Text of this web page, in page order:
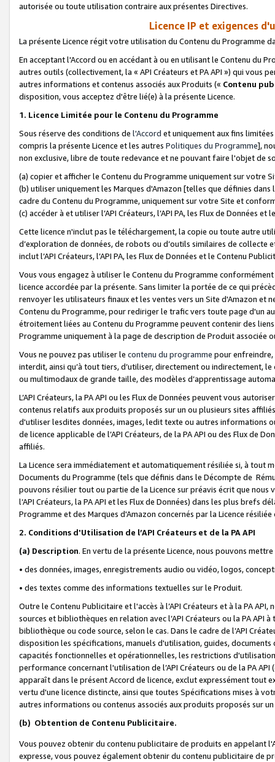
autorisée ou toute utilisation contraire aux présentes Directives.
Licence IP et exigences
La présente Licence régit votre utilisation du Contenu du Programme
En acceptant l'Accord ou en accédant à ou en utilisant le Contenu du
autres outils (collectivement, la « API Créateurs et PA API ») qui vous
autres informations et contenus associés aux Produits (« Contenu
disposition, vous acceptez d'être lié(e) à la présente Licence.
1. Licence Limitée pour le Contenu du Programme
Sous réserve des conditions de l'Accord et uniquement aux fins
compris la présente Licence et les autres Politiques du Programme],
non exclusive, libre de toute redevance et ne pouvant faire l'objet de
(a) copier et afficher le Contenu du Programme uniquement sur votre
(b) utiliser uniquement les Marques d'Amazon [telles que définies dans
cadre du Contenu du Programme, uniquement sur votre Site et
(c) accéder à et utiliser l’API Créateurs, l’API PA, les Flux de Données
Cette licence n'inclut pas le téléchargement, la copie ou toute autre
d’exploration de données, de robots ou d’outils similaires de
inclut l’API Créateurs, l’API PA, les Flux de Données et le Contenu
Vous vous engagez à utiliser le Contenu du Programme
licence accordée par la présente. Sans limiter la portée de ce qui
renvoyer les utilisateurs finaux et les ventes vers un Site d'Amazon et
Contenu du Programme, pour rediriger le trafic vers toute page d'un
étroitement liées au Contenu du Programme peuvent contenir des
Programme uniquement à la page de description de Produit associée
Vous ne pouvez pas utiliser le contenu du programme pour
interdit, ainsi qu’à tout tiers, d’utiliser, directement ou indirectement,
ou multimodaux de grande taille, des modèles d’apprentissage
L’API Créateurs, la PA API ou les Flux de Données peuvent vous
contenus relatifs aux produits proposés sur un ou plusieurs sites
d'utiliser lesdites données, images, ledit texte ou autres informations
de licence applicable de l’API Créateurs, de la PA API ou des Flux de
affiliés.
La Licence sera immédiatement et automatiquement résiliée si, à
Documents du Programme (tels que définis dans le Décompte de
pouvons résilier tout ou partie de la Licence sur préavis écrit que
l’API Créateurs, la PA API et les Flux de Données) dans les plus
Programme et des Marques d'Amazon concernés par la Licence
2. Conditions d'Utilisation de l’API Créateurs et de la PA API
(a) Description. En vertu de la présente Licence, nous pouvons
• des données, images, enregistrements audio ou vidéo, logos,
• des textes comme des informations textuelles sur le Produit.
Outre le Contenu Publicitaire et l'accès à l’API Créateurs et à la PA
sources et bibliothèques en relation avec l’API Créateurs ou la PA
bibliothèque ou code source, selon le cas. Dans le cadre de l’API
disposition les spécifications, manuels d'utilisation, guides,
capacités fonctionnelles et opérationnelles, les restrictions
performance concernant l'utilisation de l’API Créateurs ou de la PA
apparaît dans le présent Accord de licence, exclut expressément tout
vertu d'une licence distincte, ainsi que toutes Spécifications mises à
autres informations ou contenus associés aux produits proposés sur
(b) Obtention de Contenu Publicitaire.
Vous pouvez obtenir du contenu publicitaire de produits en appelant
expresse, vous pouvez également obtenir du contenu publicitaire de